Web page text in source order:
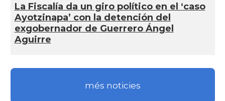
La Fiscalía da un giro político en el ‘caso
Ayotzinapa’ con la detención del
exgobernador de Guerrero Ángel
Aguirre
més noticies